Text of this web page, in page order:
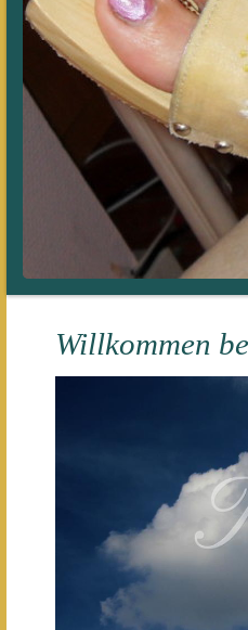
Willkommen